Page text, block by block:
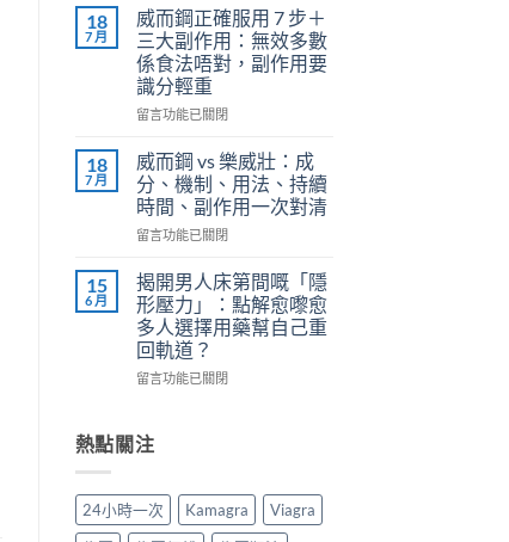
法
全
解
析：
泌
尿
醫
師
教
你
安
有
效
改
善
早
洩〉
鍵
時
刻
不
再
軟
Kamagra
液
體
威
而
使
用
心
得
與
安
解
析〉
18
7 月
威而鋼正確服用 7 步＋
三大副作用：無效多數
係食法唔對，副作用要
識分輕重
在
而
鋼
正
確
服
7
步
＋
三
大
副
無
效
數
食
留言功能已關閉
18
7 月
威而鋼 vs 樂威壯：成
分、機制、用法、持續
時間、副作用一次對清
在
而
鋼
vs
樂
威
壯：
機
制、
法、
續
留言功能已關閉
15
6 月
揭開男人床第間嘅「隱
形壓力」：點解愈嚟愈
多人選擇用藥幫自己重
回軌道？
在
男
人
第
嘅
留言功能已關閉
熱點關注
24小時一次 Kamagra
Viagra